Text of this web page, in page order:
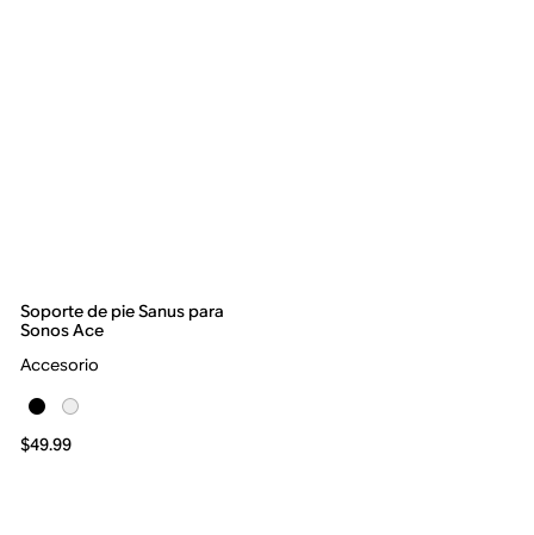
Soporte de pie Sanus para
Sonos Ace
Accesorio
$49.99